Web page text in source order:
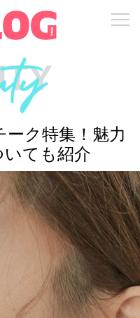
ク特集！魅力
ても紹介